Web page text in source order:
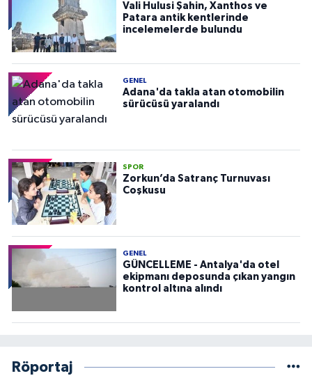
Vali Hulusi Şahin, Xanthos ve
Patara antik kentlerinde
incelemelerde bulundu
GENEL
Adana'da takla atan otomobilin
sürücüsü yaralandı
SPOR
Zorkun’da Satranç Turnuvası
Coşkusu
GENEL
GÜNCELLEME - Antalya'da otel
ekipmanı deposunda çıkan yangın
kontrol altına alındı
Röportaj